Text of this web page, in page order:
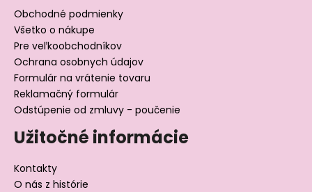
Obchodné podmienky
Všetko o nákupe
Pre veľkoobchodníkov
Ochrana osobnych údajov
Formulár na vrátenie tovaru
Reklamačný formulár
Odstúpenie od zmluvy - poučenie
Užitočné informácie
Kontakty
O nás z histórie